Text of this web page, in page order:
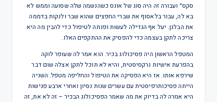
סקס״ ועבורה זה היה סוג של אונס כשהנשמה שלה שסועה וממש לא
בא לה, עבור בלאסוף את שברי החפצים שהוא שבר ולנקות בדממה
את הבלגן. יעל אף הגדילה לעשות ופנתה לטיפול כדי להבין מה היא
צריכה לתקן בעצמה כדי להפסיק את ההתקפים האלו.
המטפל הראשון היה פסיכולוג בכיר. הוא אמר לה שעופר לוקה
בהפרעת אישיות נרקסיסטית, והיא לא תוכל לתקן אצלה שום דבר
שירפא אותו. אז היא הפסיקה את הטיפול והחליפה מטפל. השניה
הייתה פסיכותרפיסטית עם עשרים שנות נסיון ואחרי ארבע פגישות
היא אמרה לה בדיוק את מה שאמר הפסיכולוג הבכיר – זה לא את, זה